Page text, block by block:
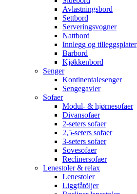
Avlastningsbord
Settbord
Serveringsvogner
Nattbord
Innlegg og tilleggsplater
Barbord
Kjøkkenbord
Senger
Kontinentalesenger
Sengegavler
Sofaer
Modul- & hjørnesofaer
Divansofaer
2-seters sofaer
2,5-seters sofaer
3-seters sofaer
Sovesofaer
Reclinersofaer
Lenestoler & relax
Lenestoler
Liggfåtöljer